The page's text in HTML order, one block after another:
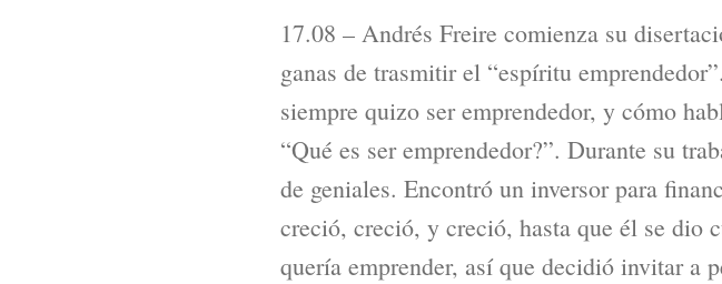
17.08 – Andrés Freire comienza su
ganas de trasmitir el “espíritu
siempre quizo ser emprendedor, y cómo
“Qué es ser emprendedor?”. Durante su
de geniales. Encontró un inversor para
creció, creció, y creció, hasta que él se dio
quería emprender, así que decidió invitar a